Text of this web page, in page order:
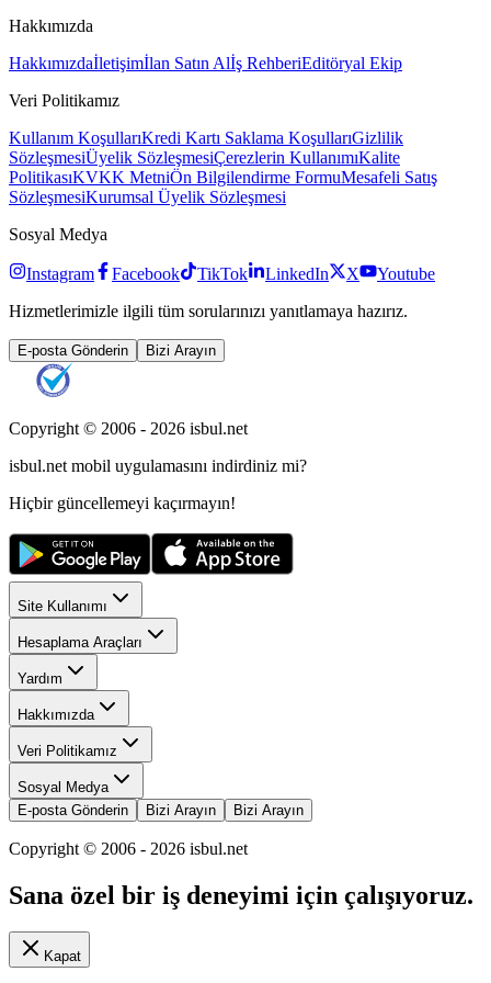
Hakkımızda
Hakkımızdaİletişimİlan Satın Alİş RehberiEditöryal Ekip
Veri Politikamız
Kullanım KoşullarıKredi Kartı Saklama KoşullarıGizlilik
SözleşmesiÜyelik SözleşmesiÇerezlerin KullanımıKalite
PolitikasıKVKK MetniÖn Bilgilendirme FormuMesafeli Satış
SözleşmesiKurumsal Üyelik Sözleşmesi
Sosyal Medya
Instagram Facebook TikTok LinkedIn X
Youtube
Hizmetlerimizle ilgili tüm sorularınızı yanıtlamaya hazırız.
E-posta Gönderin Bizi Arayın
Copyright © 2006 - 2026 isbul.net
isbul.net mobil uygulamasını indirdiniz mi?
Hiçbir güncellemeyi kaçırmayın!
Site Kullanımı
Hesaplama Araçları
Yardım
Hakkımızda
Veri Politikamız
Sosyal Medya
E-posta Gönderin
Bizi Arayın Bizi Arayın
Copyright © 2006 - 2026 isbul.net
Sana özel bir iş deneyimi için çalışıyoruz.
Kapat